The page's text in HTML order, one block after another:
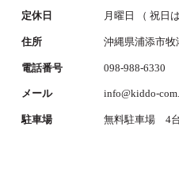
定休日 月曜日 （ 祝日は
住所 沖縄県浦添市牧
電話番号 098-988-6330
メール info@kiddo-
駐車場 無料駐車場 4